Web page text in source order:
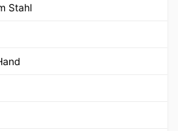
Stahl